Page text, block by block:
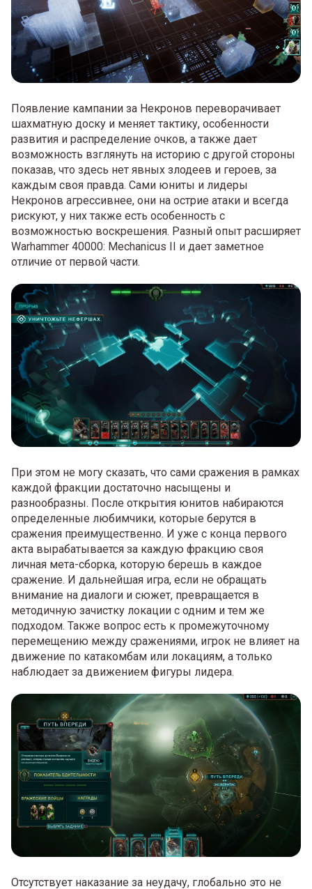
Появление кампании за Некронов переворачивает
шахматную доску и меняет тактику, особенности
развития и распределение очков, а также дает
возможность взглянуть на историю с другой стороны
показав, что здесь нет явных злодеев и героев, за
каждым своя правда. Сами юниты и лидеры
Некронов агрессивнее, они на острие атаки и всегда
рискуют, у них также есть особенность с
возможностью воскрешения. Разный опыт расширяет
Warhammer 40000: Mechanicus II и дает заметное
отличие от первой части.
При этом не могу сказать, что сами сражения в рамках
каждой фракции достаточно насыщены и
разнообразны. После открытия юнитов набираются
определенные любимчики, которые берутся в
сражения преимущественно. И уже с конца первого
акта вырабатывается за каждую фракцию своя
личная мета-сборка, которую берешь в каждое
сражение. И дальнейшая игра, если не обращать
внимание на диалоги и сюжет, превращается в
методичную зачистку локации с одним и тем же
подходом. Также вопрос есть к промежуточному
перемещению между сражениями, игрок не влияет на
движение по катакомбам или локациям, а только
наблюдает за движением фигуры лидера.
Отсутствует наказание за неудачу, глобально это не